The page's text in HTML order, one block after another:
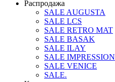
Распродажа
SALE AUGUSTA
SALE LCS
SALE RETRO MAT
SALE BASAK
SALE ILAY
SALE IMPRESSION
SALE VENICE
SALE.